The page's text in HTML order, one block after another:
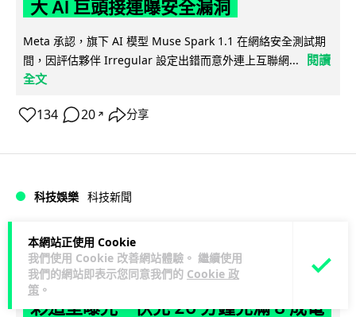
本網站正使用 Cookie
我們使用 Cookie 改善網站體驗。 繼續使用
我們的網站即表示您同意我們的 Cookie 政
策 。
大 AI 巨頭接連曝安全漏洞
Meta 承認，旗下 AI 模型 Muse Spark 1.1 在網絡安全測試期
間，因評估夥伴 Irregular 設定出錯而意外連上互聯網...
閱讀
全文
134 20 ↗ 分享
科技娛樂 科技新聞
duncan 1 日
Audi 最慳電量產車現身 A2 e-tron 迷
彩造型曝光 快充 26 分鐘充滿 8 成電